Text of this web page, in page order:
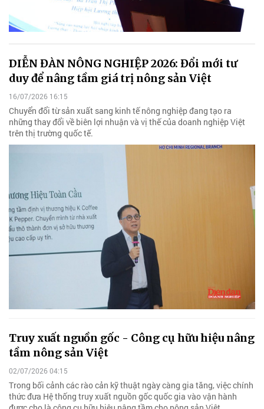
DIỄN ĐÀN NÔNG NGHIỆP 2026: Đổi mới tư
duy để nâng tầm giá trị nông sản Việt
16/07/2026 16:15
Chuyển đổi từ sản xuất sang kinh tế nông nghiệp đang tạo ra
những thay đổi về biên lợi nhuận và vị thế của doanh nghiệp Việt
trên thị trường quốc tế.
Truy xuất nguồn gốc - Công cụ hữu hiệu nâng
tầm nông sản Việt
02/07/2026 04:15
Trong bối cảnh các rào cản kỹ thuật ngày càng gia tăng, việc chính
thức đưa Hệ thống truy xuất nguồn gốc quốc gia vào vận hành